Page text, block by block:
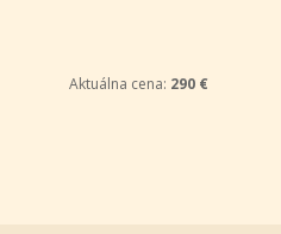
Aktuálna cena: 290 €